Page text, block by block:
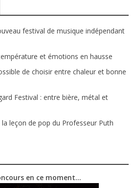
festival de musique indépendant
et émotions en hausse
de choisir entre chaleur et bonne
Festival : entre bière, métal et
la leçon de pop du Professeur Puth
en ce moment…